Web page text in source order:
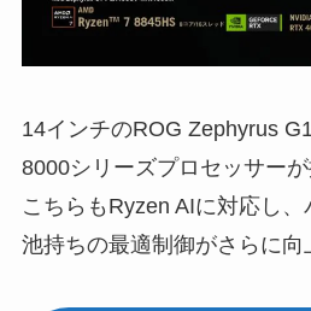
14インチのROG Zephyrus
8000シリーズプロセッサーが
こちらもRyzen AIに対応し
池持ちの最適制御がさらに向